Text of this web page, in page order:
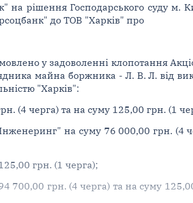
на рішення Господарського суду м.
до ТОВ "Харків" про
у задоволенні клопотання
майна боржника - Л. В. Л. від
"Харків":
(4 черга) та на суму 125,00 грн. (1
на суму 76 000,00 грн. (4
грн. (1 черга);
700,00 грн. (4 черга) та на суму